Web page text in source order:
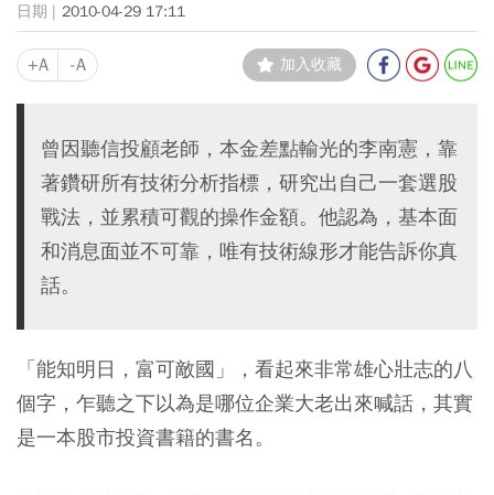
2010-04-29 17:11
+A -A 加入收藏
曾因聽信投顧老師，本金差點輸光的李南憲，靠
著鑽研所有技術分析指標，研究出自己一套選股
戰法，並累積可觀的操作金額。他認為，基本面
和消息面並不可靠，唯有技術線形才能告訴你真
話。
「能知明日，富可敵國」，看起來非常雄心壯志的八
個字，乍聽之下以為是哪位企業大老出來喊話，其實
是一本股市投資書籍的書名。